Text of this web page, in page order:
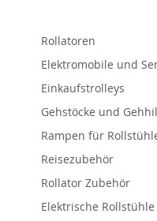
Rollatoren
Elektromobile und
Einkaufstrolleys
Gehstöcke und
Rampen für
Reisezubehör
Rollator Zubehör
Elektrische Rollstühle